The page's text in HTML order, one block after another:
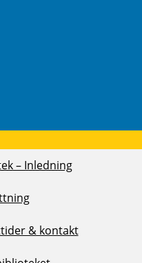
– Inledning
& kontakt